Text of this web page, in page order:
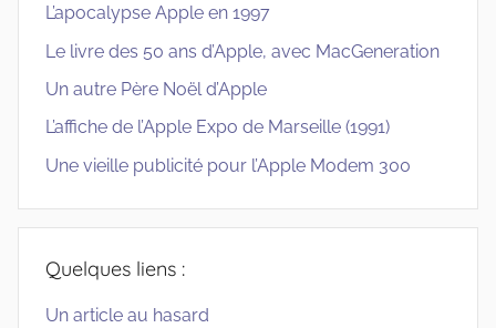
L’apocalypse Apple en 1997
Le livre des 50 ans d’Apple, avec MacGeneration
Un autre Père Noël d’Apple
L’affiche de l’Apple Expo de Marseille (1991)
Une vieille publicité pour l’Apple Modem 300
Quelques liens :
Un article au hasard